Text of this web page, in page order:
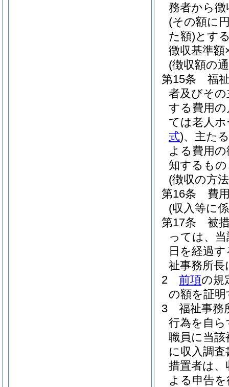
務者から
(その額に
た額)とす
徴収基準額
(徴収額の
第15条
福
者及びそ
する費用の
ては老人
式)、主た
よる費用
知するも
(徴収の方
第16条
費
(収入等に
第17条
被
っては、
日を経過
祉事務所
2
前項の規
の額を証
3
福祉事務
行為を自
職員に当
に収入調
措置者は
よる申告